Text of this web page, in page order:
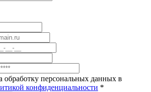
обработку персональных данных в
конфиденциальности *